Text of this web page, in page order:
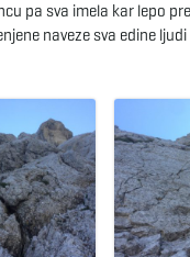
pa sva imela kar lepo
naveze sva edine